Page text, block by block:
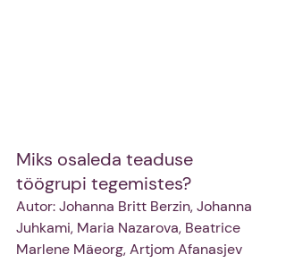
Miks osaleda teaduse
töögrupi tegemistes?
Autor: Johanna Britt Berzin, Johanna
Juhkami, Maria Nazarova, Beatrice
Marlene Mäeorg, Artjom Afanasjev